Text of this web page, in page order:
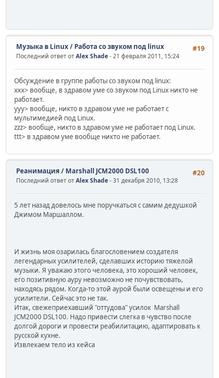
#19
Музыка в Linux/ Работа со звуком под linux
Последний ответ отAlex Shade- 21 февраля 2011, 15:24
Обсуждение в группе работы со звуком под linux:
xxx> вообще, в здравом уме со звуком под Linux никто не
работает.
yyy> вообще, никто в здравом уме не работает с
мультимедией под Linux.
zzz> вообще, никто в здравом уме не работает под Linux.
ttt> в здравом уме вообще никто не работает.
#20
Реанимация / Marshall JCM2000 DSL100
Последний ответ отAlex Shade- 31 декабря 2010, 13:28
5 лет назад довелось мне поручкаться с самим дедушкой
Джимом Маршаллом.
И жизнь моя озарилась благословением создателя
легендарных усилителей, сделавших историю тяжелой
музыки. Я уважаю этого человека, это хороший человек,
его позитивную ауру невозможно не почувствовать,
находясь рядом. Когда-то этой аурой были освещены и его
усилители. Сейчас это не так.
Итак, свежеприехавший "оттудова" усилок Marshall
JCM2000 DSL100. Надо привести слегка в чувство после
долгой дороги и провести реабилитацию, адаптировать к
русской кухне.
Извлекаем тело из кейса